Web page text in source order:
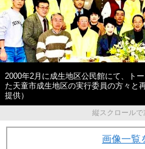
2000年2月に成生地区公民館にて、ト
た天童市成生地区の実行委員の方々と
提供）
縦スクロール
画像一覧